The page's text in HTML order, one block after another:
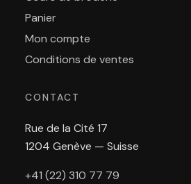
Panier
Mon compte
Conditions de ventes
CONTACT
Rue de la Cité 17
1204 Genève — Suisse
+41 (22) 310 77 79